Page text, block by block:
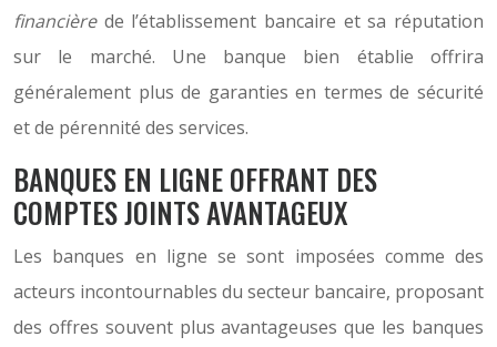
financière de l’établissement bancaire et sa réputation
sur le marché. Une banque bien établie offrira
généralement plus de garanties en termes de sécurité
et de pérennité des services.
BANQUES EN LIGNE OFFRANT DES
COMPTES JOINTS AVANTAGEUX
Les banques en ligne se sont imposées comme des
acteurs incontournables du secteur bancaire, proposant
des offres souvent plus avantageuses que les banques